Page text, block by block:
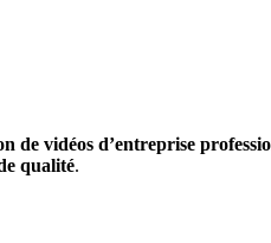
de vidéos d’entreprise
qualité.